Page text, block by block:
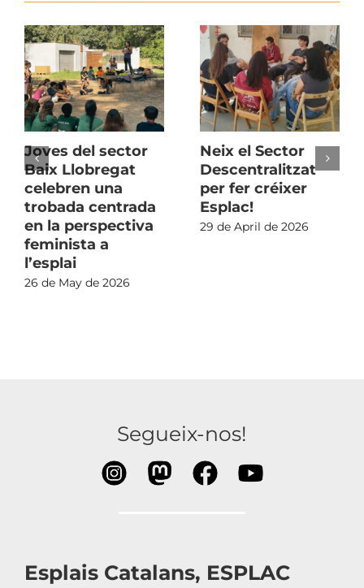
Joves del sector
Baix Llobregat
celebren una
trobada centrada
en la perspectiva
feminista a
l’esplai
26 de May de 2026
Neix el Sector
Descentralitzat
per fer créixer
Esplac!
29 de April de 2026
Segueix-nos!
Esplais Catalans, ESPLAC